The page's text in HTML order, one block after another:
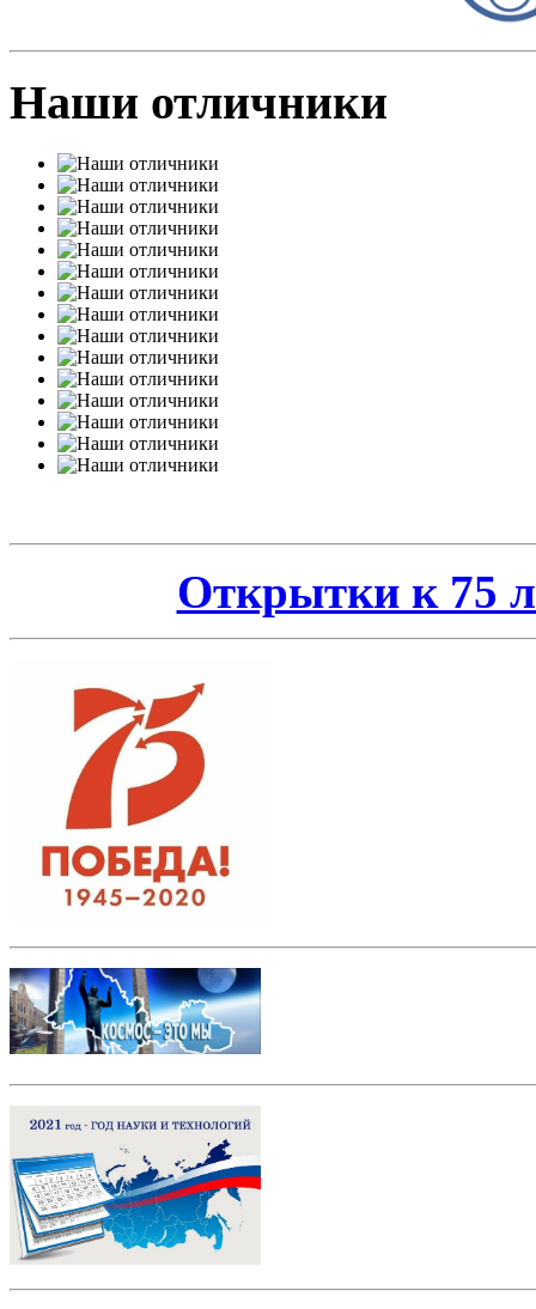
Наши отличники
Открытки к 75